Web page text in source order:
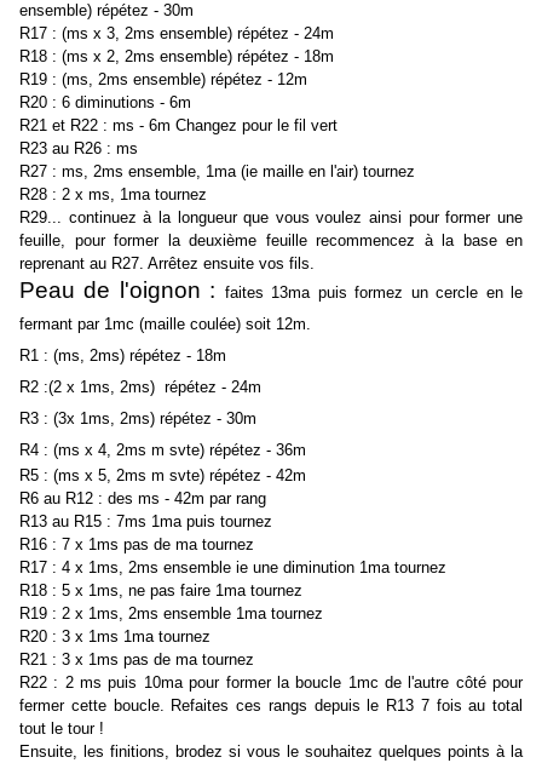
ensemble) répétez - 30m
R17 : (ms x 3, 2ms ensemble) répétez - 24m
R18 : (ms x 2, 2ms ensemble) répétez - 18m
R19 : (ms, 2ms ensemble) répétez - 12m
R20 : 6 diminutions - 6m
R21 et R22 : ms - 6m Changez pour le fil vert
R23 au R26 : ms
R27 : ms, 2ms ensemble, 1ma (ie maille en l'air) tournez
R28 : 2 x ms, 1ma tournez
R29... continuez à la longueur que vous voulez ainsi pour former une
feuille, pour former la deuxième feuille recommencez à la base en
reprenant au R27. Arrêtez ensuite vos fils.
Peau de l'oignon : faites 13ma puis formez un cercle en le
fermant par 1mc (maille coulée) soit 12m.
R1 : (ms, 2ms) répétez - 18m
R2 :(2 x 1ms, 2ms) répétez - 24m
R3 : (3x 1ms, 2ms) répétez - 30m
R4 : (ms x 4, 2ms m svte) répétez - 36m
R5 : (ms x 5, 2ms m svte) répétez - 42m
R6 au R12 : des ms - 42m par rang
R13 au R15 : 7ms 1ma puis tournez
R16 : 7 x 1ms pas de ma tournez
R17 : 4 x 1ms, 2ms ensemble ie une diminution 1ma tournez
R18 : 5 x 1ms, ne pas faire 1ma tournez
R19 : 2 x 1ms, 2ms ensemble 1ma tournez
R20 : 3 x 1ms 1ma tournez
R21 : 3 x 1ms pas de ma tournez
R22 : 2 ms puis 10ma pour former la boucle 1mc de l'autre côté pour
fermer cette boucle. Refaites ces rangs depuis le R13 7 fois au total
tout le tour !
Ensuite, les finitions, brodez si vous le souhaitez quelques points à la